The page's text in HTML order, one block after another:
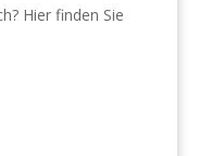
Hier finden Sie